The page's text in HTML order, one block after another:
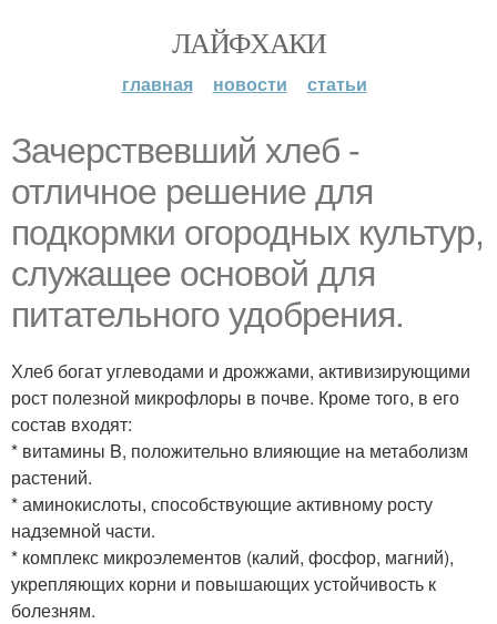
ЛАЙФХАКИ
главная новости статьи
Зачерствевший хлеб -
отличное решение для
подкормки огородных культур,
служащее основой для
питательного удобрения.
Хлеб богат углеводами и дрожжами, активизирующими
рост полезной микрофлоры в почве. Кроме того, в его
состав входят:
* витамины B, положительно влияющие на метаболизм
растений.
* аминокислоты, способствующие активному росту
надземной части.
* комплекс микроэлементов (калий, фосфор, магний),
укрепляющих корни и повышающих устойчивость к
болезням.